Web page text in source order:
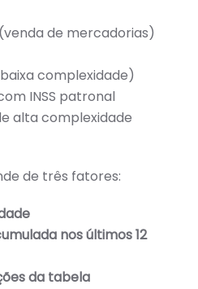
de mercadorias)
complexidade)
INSS patronal
alta complexidade
de três fatores:
nos últimos 12
da tabela